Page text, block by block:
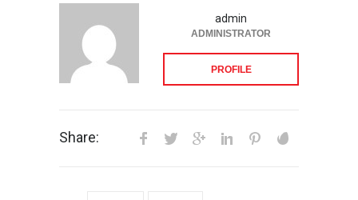
admin
ADMINISTRATOR
PROFILE
Share: